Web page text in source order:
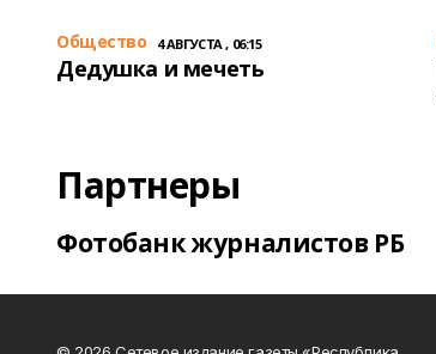
Общество 4 АВГУСТА , 06:15
Дедушка и мечеть
Партнеры
Фотобанк журналистов РБ